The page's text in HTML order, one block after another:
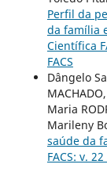
Perfil da
da família
Científica
FACS
Dângelo
Maria
Marileny
saúde da
FACS: v.